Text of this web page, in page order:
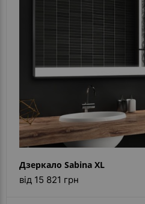
Дзеркало Sabina XL
від 15 821 грн